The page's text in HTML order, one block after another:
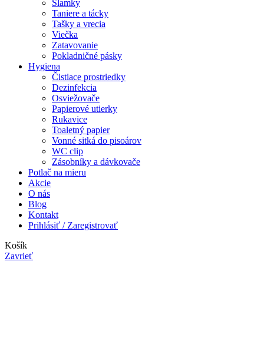
Slamky
Taniere a tácky
Tašky a vrecia
Viečka
Zatavovanie
Pokladničné pásky
Hygiena
Čistiace prostriedky
Dezinfekcia
Osviežovače
Papierové utierky
Rukavice
Toaletný papier
Vonné sitká do pisoárov
WC clip
Zásobníky a dávkovače
Potlač na mieru
Akcie
O nás
Blog
Kontakt
Prihlásiť / Zaregistrovať
Košík
Zavrieť